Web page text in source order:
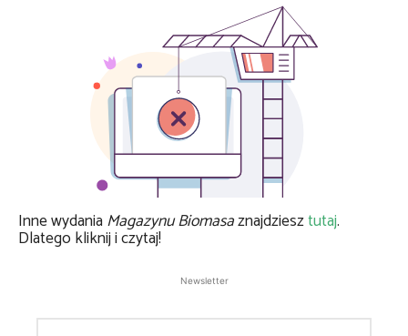
Inne wydaniaMagazynu Biomasaznajdziesztutaj.
Dlatego kliknij i czytaj!
Newsletter